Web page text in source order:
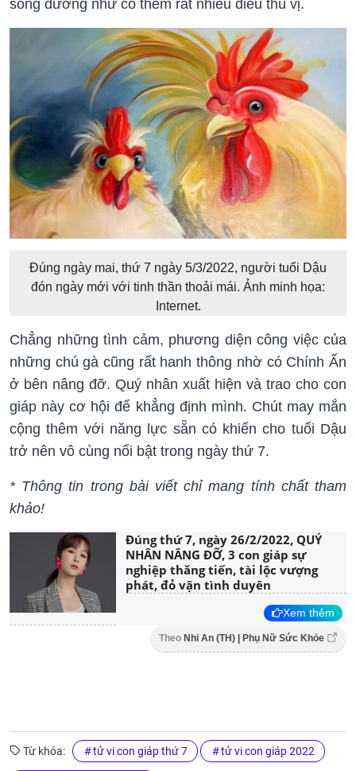
sống dường như có thêm rất nhiều điều thú vị.
Đúng ngày mai, thứ 7 ngày 5/3/2022, người tuổi Dậu
đón ngày mới với tinh thần thoải mái. Ảnh minh họa:
Internet.
Chẳng những tình cảm, phương diện công việc của
những chú gà cũng rất hanh thông nhờ có Chính Ấn
ở bên nâng đỡ. Quý nhân xuất hiện và trao cho con
giáp này cơ hội để khẳng định mình. Chút may mắn
cộng thêm với năng lực sẵn có khiến cho tuổi Dậu
trở nên vô cùng nổi bật trong ngày thứ 7.
* Thông tin trong bài viết chỉ mang tính chất tham
khảo!
Đúng thứ 7, ngày 26/2/2022, QUÝ
NHÂN NÂNG ĐỠ, 3 con giáp sự
nghiệp thăng tiến, tài lộc vượng
phát, đỏ vận tình duyên
Xem thêm
Theo Nhi An (TH) | Phụ Nữ Sức Khỏe
Từ khóa: tử vi con giáp thứ 7 tử vi con giáp 2022